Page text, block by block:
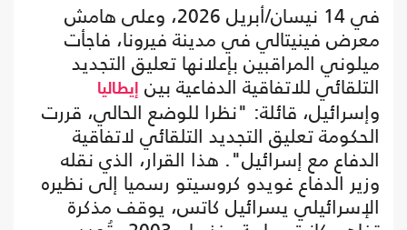
في 14 نيسان/أبريل 2026، وعلى هامش
معرض فينيتالي في مدينة فيرونا، فاجأت
ميلوني المراقبين بإعلانها تعليق التجديد
التلقائي للاتفاقية الدفاعية بين إيطاليا
وإسرائيل، قائلة: "نظرا للوضع الحالي، قررت
الحكومة تعليق التجديد التلقائي لاتفاقية
الدفاع مع إسرائيل". هذا القرار، الذي نقله
وزير الدفاع غويدو كروسيتو رسميا إلى نظيره
الإسرائيلي يسرائيل كاتس، يوقف مذكرة